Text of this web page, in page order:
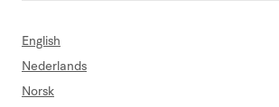
English
Nederlands
Norsk